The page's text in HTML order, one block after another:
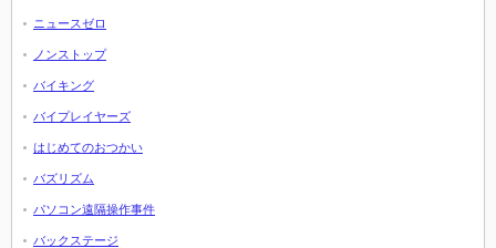
ニュースゼロ
ノンストップ
バイキング
バイプレイヤーズ
はじめてのおつかい
バズリズム
パソコン遠隔操作事件
バックステージ